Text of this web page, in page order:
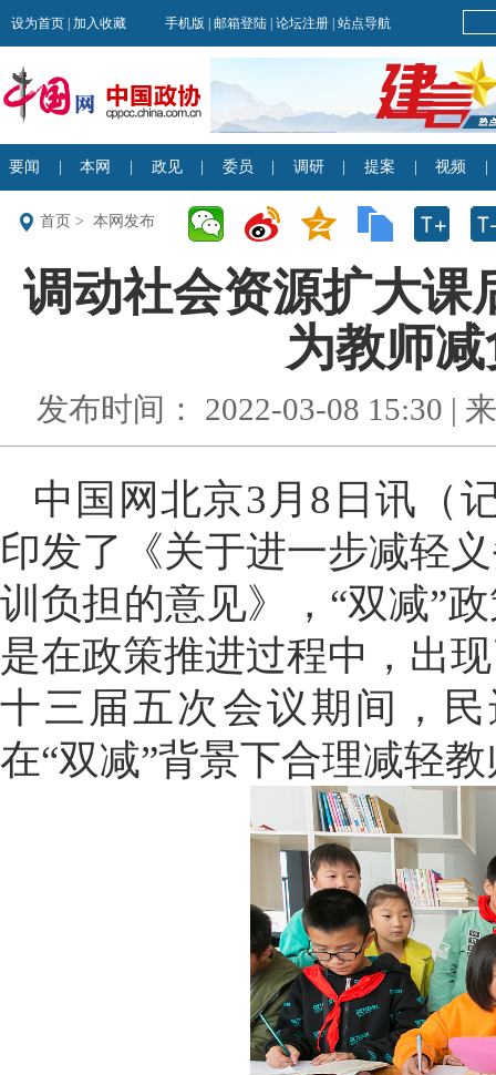
首页 > 本网发布
调动社会资源扩大课
为教师
发布时间： 2022-03-08 15:30 |
中国网北京3月8日讯（
印发了《关于进一步减轻
训负担的意见》，“双减”
是在政策推进过程中，出
十三届五次会议期间，
在“双减”背景下合理减轻